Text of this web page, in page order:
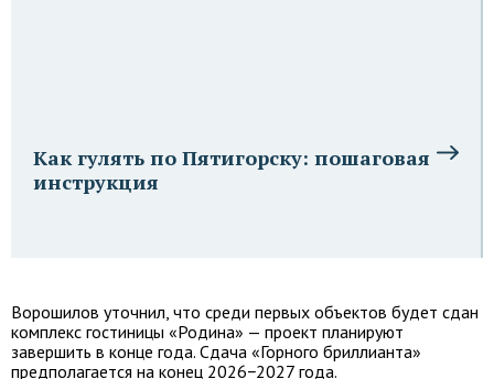
Как гулять по Пятигорску: пошаговая
инструкция
Ворошилов уточнил, что среди первых объектов будет сдан
комплекс гостиницы «Родина» — проект планируют
завершить в конце года. Сдача «Горного бриллианта»
предполагается на конец 2026−2027 года.